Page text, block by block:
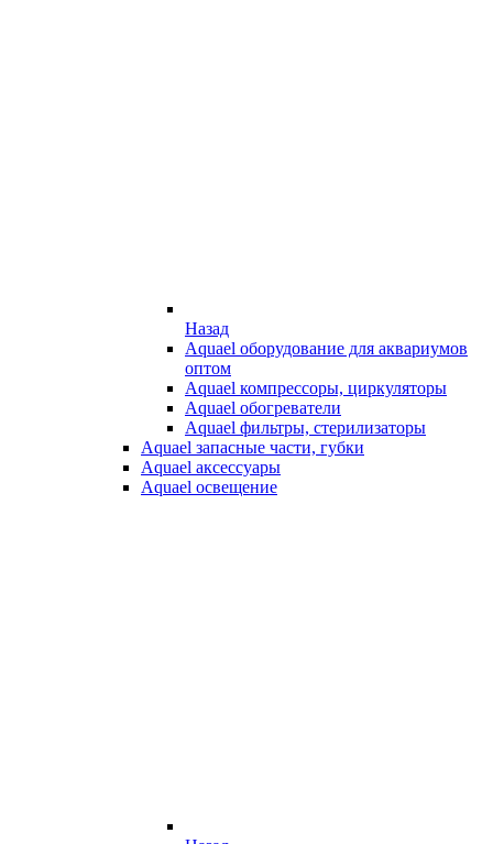
Назад
Aquael оборудование для аквариумов
оптом
Aquael компрессоры, циркуляторы
Aquael обогреватели
Aquael фильтры, стерилизаторы
Aquael запасные части, губки
Aquael аксессуары
Aquael освещение